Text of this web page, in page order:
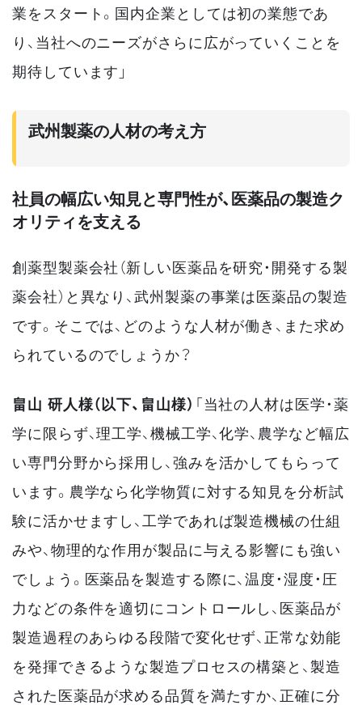
業をスタート。国内企業としては初の業態であ
り、当社へのニーズがさらに広がっていくことを
期待しています」
武州製薬の人材の考え方
社員の幅広い知見と専門性が、医薬品の製造ク
オリティを支える
創薬型製薬会社（新しい医薬品を研究・開発する製
薬会社）と異なり、武州製薬の事業は医薬品の製造
です。そこでは、どのような人材が働き、また求め
られているのでしょうか？
畠山 研人様（以下、畠山様） 「当社の人材は医学・薬
学に限らず、理工学、機械工学、化学、農学など幅広
い専門分野から採用し、強みを活かしてもらって
います。農学なら化学物質に対する知見を分析試
験に活かせますし、工学であれば製造機械の仕組
みや、物理的な作用が製品に与える影響にも強い
でしょう。医薬品を製造する際に、温度・湿度・圧
力などの条件を適切にコントロールし、医薬品が
製造過程のあらゆる段階で変化せず、正常な効能
を発揮できるような製造プロセスの構築と、製造
された医薬品が求める品質を満たすか、正確に分